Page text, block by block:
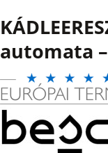
automata